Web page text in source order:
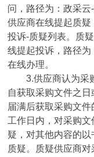
问，路径为：政采
供应商在线提起质
投诉-质疑列表。质
线提起投诉，路径
在线办理。
3.供应商认为采
自获取采购文件之
届满后获取采购文
工作日内，对采购
疑，对其他内容的
质疑。质疑供应商